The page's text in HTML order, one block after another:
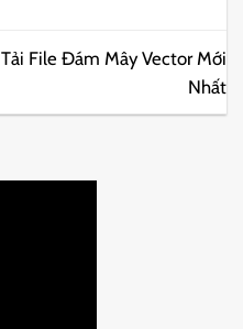
Tải File Đám Mây Vector Mới
Nhất